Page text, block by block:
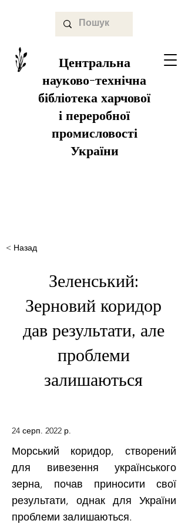
Центральна
науково-технічна
бібліотека харчової
і переробної
промисловості
України
< Назад
Зеленський:
Зерновий коридор
дав результати, але
проблеми
залишаються
24 серп. 2022 р.
Морський коридор, створений
для вивезення українського
зерна, почав приносити свої
результати, однак для України
проблеми залишаються.